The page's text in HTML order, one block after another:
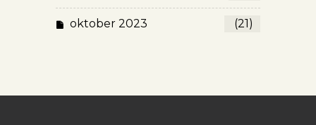
oktober 2023 (21)